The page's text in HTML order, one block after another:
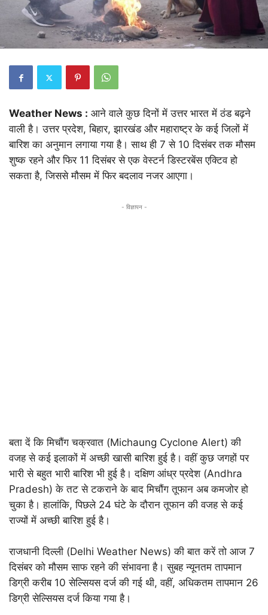
Weather News : आने वाले कुछ दिनों में उत्तर भारत में ठंड बढ़ने
वाली है। उत्तर प्रदेश, बिहार, झारखंड और महाराष्ट्र के कई जिलों में
बारिश का अनुमान लगाया गया है। साथ ही 7 से 10 दिसंबर तक मौसम
शुष्क रहने और फिर 11 दिसंबर से एक वेस्टर्न डिस्टरबेंस एक्टिव हो
सकता है, जिससे मौसम में फिर बदलाव नजर आएगा।
- विज्ञापन -
बता दें कि मिचौंग चक्रवात (Michaung Cyclone Alert) की
वजह से कई इलाकों में अच्छी खासी बारिश हुई है। वहीं कुछ जगहों पर
भारी से बहुत भारी बारिश भी हुई है। दक्षिण आंध्र प्रदेश (Andhra
Pradesh) के तट से टकराने के बाद मिचौंग तूफान अब कमजोर हो
चुका है। हालांकि, पिछले 24 घंटे के दौरान तूफान की वजह से कई
राज्यों में अच्छी बारिश हुई है।
राजधानी दिल्ली (Delhi Weather News) की बात करें तो आज 7
दिसंबर को मौसम साफ रहने की संभावना है। सुबह न्यूनतम तापमान
डिग्री करीब 10 सेल्सियस दर्ज की गई थी, वहीं, अधिकतम तापमान 26
डिग्री सेल्सियस दर्ज किया गया है।